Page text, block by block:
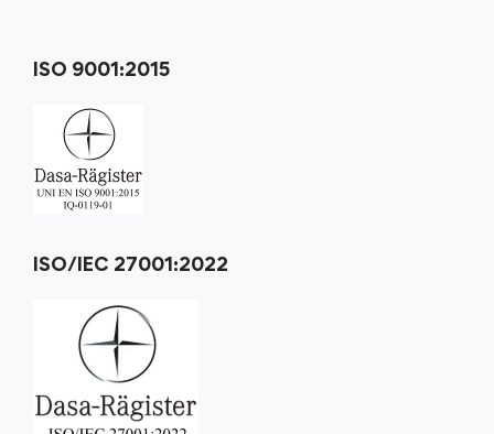
ISO 9001:2015
ISO/IEC 27001:2022